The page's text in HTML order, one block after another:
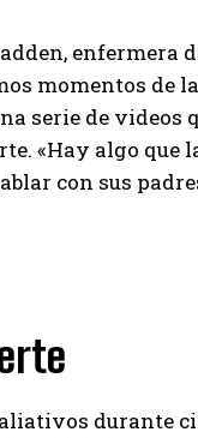
enfermera
momentos de
serie de
«Hay algo que
con sus
durante